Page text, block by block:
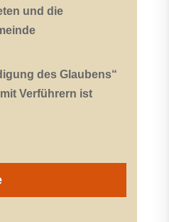
und die
des Glaubens“
Verführern ist